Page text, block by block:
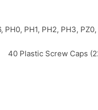
PH1, PH2, PH3,
40 Plastic Screw Caps